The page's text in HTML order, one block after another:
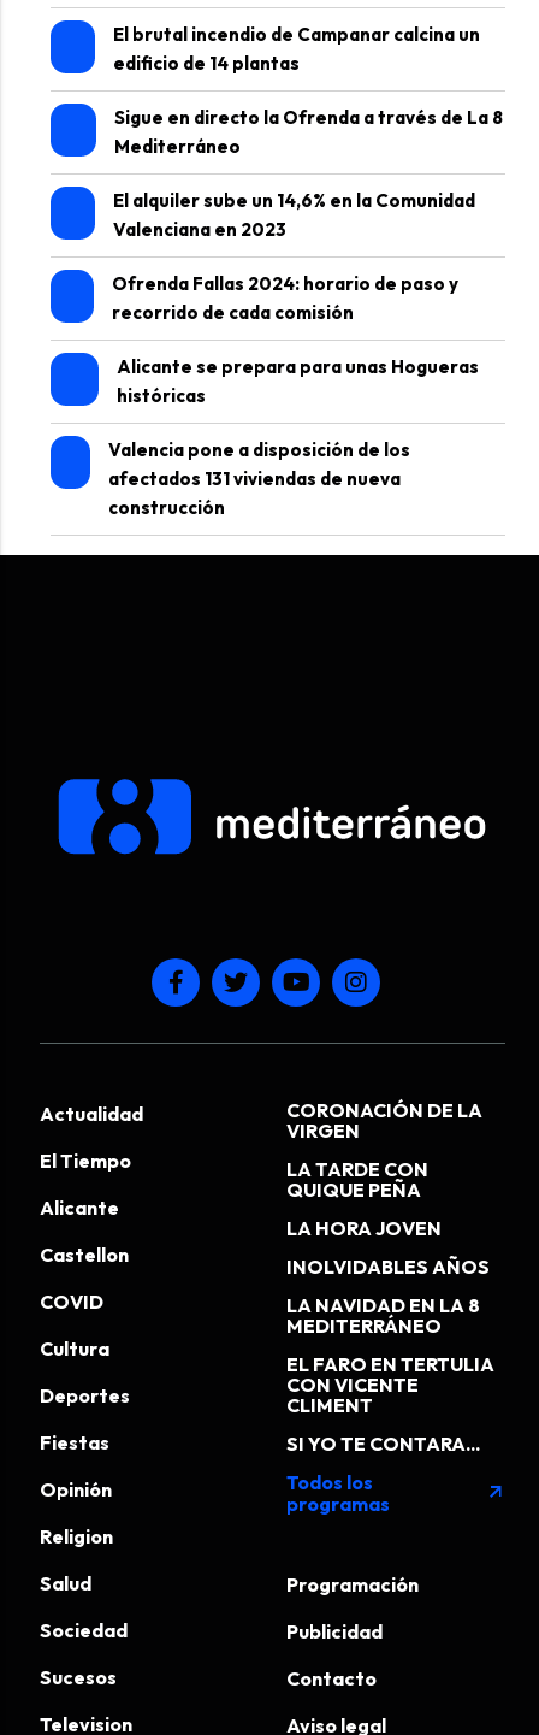
El brutal incendio de Campanar calcina un
edificio de 14 plantas
Sigue en directo la Ofrenda a través de La 8
Mediterráneo
El alquiler sube un 14,6% en la Comunidad
Valenciana en 2023
Ofrenda Fallas 2024: horario de paso y
recorrido de cada comisión
Alicante se prepara para unas Hogueras
históricas
Valencia pone a disposición de los
afectados 131 viviendas de nueva
construcción
Actualidad
El Tiempo
Alicante
Castellon
COVID
Cultura
Deportes
Fiestas
Opinión
Religion
Salud
Sociedad
Sucesos
Television
CORONACIÓN DE LA
VIRGEN
LA TARDE CON
QUIQUE PEÑA
LA HORA JOVEN
INOLVIDABLES AÑOS
LA NAVIDAD EN LA 8
MEDITERRÁNEO
EL FARO EN TERTULIA
CON VICENTE
CLIMENT
SI YO TE CONTARA...
Todos los
programas
arrow_outward
Programación
Publicidad
Contacto
Aviso legal